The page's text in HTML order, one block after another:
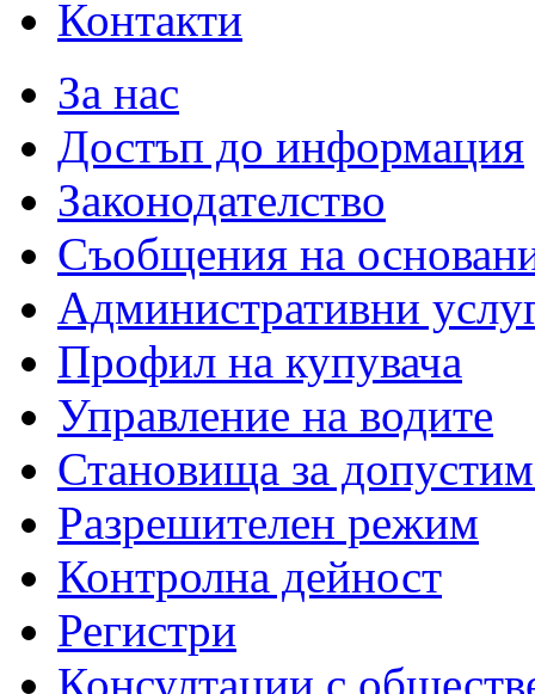
Контакти
За нас
Достъп до информация
Законодателство
Съобщения на
Административни
Профил на купувача
Управление на водите
Становища за
Разрешителен режим
Контролна дейност
Регистри
Консултации с